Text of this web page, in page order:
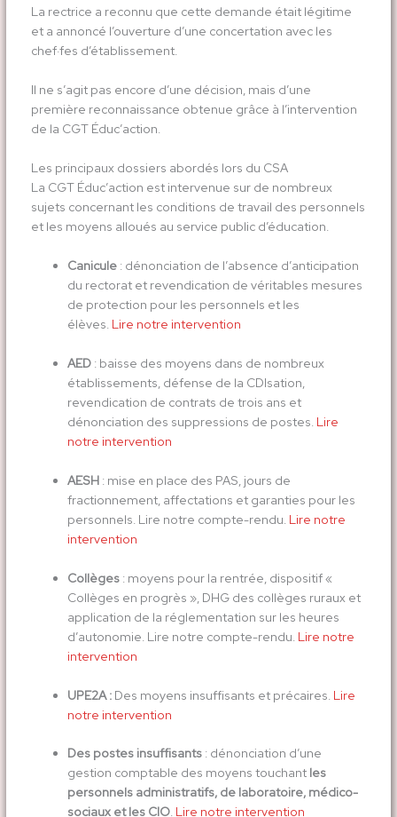
La rectrice a reconnu que cette demande était légitime
et a annoncé l’ouverture d’une concertation avec les
chef·fes d’établissement.
Il ne s’agit pas encore d’une décision, mais d’une
première reconnaissance obtenue grâce à l’intervention
de la CGT Éduc’action.
Les principaux dossiers abordés lors du CSA
La CGT Éduc’action est intervenue sur de nombreux
sujets concernant les conditions de travail des personnels
et les moyens alloués au service public d’éducation.
Canicule: dénonciation de l’absence d’anticipation
du rectorat et revendication de véritables mesures
de protection pour les personnels et les
élèves. Lire notre intervention
AED: baisse des moyens dans de nombreux
établissements, défense de la CDIsation,
revendication de contrats de trois ans et
dénonciation des suppressions de postes. Lire
notre intervention
AESH: mise en place des PAS, jours de
fractionnement, affectations et garanties pour les
personnels. Lire notre compte-rendu. Lire notre
intervention
Collèges: moyens pour la rentrée, dispositif «
Collèges en progrès », DHG des collèges ruraux et
application de la réglementation sur les heures
d’autonomie. Lire notre compte-rendu.Lire notre
intervention
UPE2A : Des moyens insuffisants et précaires. Lire
notre intervention
Des postes insuffisants: dénonciation d’une
gestion comptable des moyens touchant les
personnels administratifs, de laboratoire, médico-
sociaux et les CIO. Lire notre intervention